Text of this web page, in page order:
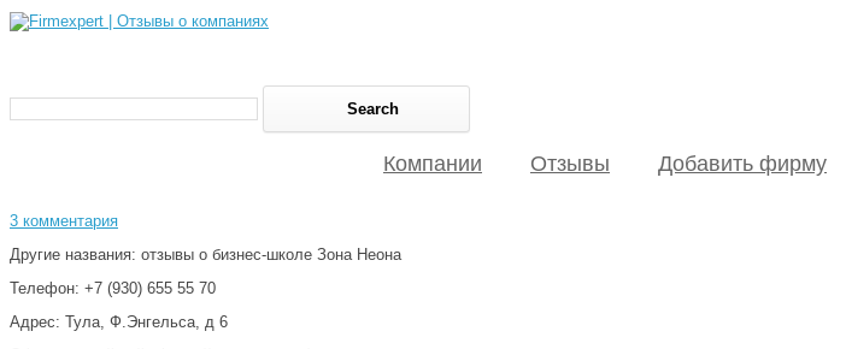
Компании Отзывы Добавить фирму
3 комментария
Другие названия: отзывы о бизнес-школе Зона Неона
Телефон: +7 (930) 655 55 70
Адрес: Тула, Ф.Энгельса, д 6